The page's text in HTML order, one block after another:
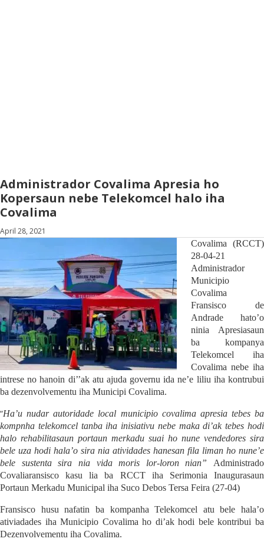
Administrador Covalima Apresia ho
Kopersaun nebe Telekomcel halo iha
Covalima
April 28, 2021
Covalima (RCCT)
28-04-21
Administrador
Municipio
Covalima
Fransisco de
Andrade hato’o
ninia Apresiasaun
ba kompanya
Telekomcel iha
Covalima nebe iha
intreseno hanoin di’’ak atu ajuda governu ida ne’e liliu iha kontrubui
ba dezenvolvementu iha Municipi Covalima.
“Ha’u nudar autoridade local municipio covalima apresia tebes ba
kompnha telekomcel tanba iha inisiativu nebe maka di’ak tebes hodi
halo rehabilitasaun portaun merkadu suai ho nune vendedores sira
bele uza hodi hala’o sira nia atividades hanesan fila liman ho nune’e
bele sustenta sira nia vida moris lor-loron nian” Administrado
Covaliaransisco kasu lia ba RCCT iha Serimonia Inaugurasaun
Portaun Merkadu Municipal iha Suco Debos Tersa Feira (27-04)
Fransisco husu nafatin ba kompanha Telekomcel atubele hala’o
ativiadades ihaMunicipio Covalima ho di’akhodi bele kontribui ba
Dezenvolvementu iha Covalima.